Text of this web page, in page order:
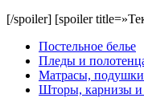
[/spoiler] [spoiler
Постельное белье
Пледы и
Матрасы, подушки
Шторы, карнизы